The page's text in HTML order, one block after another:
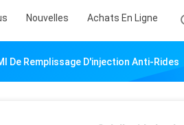
Nouvelles Achats En Ligne
De Remplissage D'injection Anti-Rides